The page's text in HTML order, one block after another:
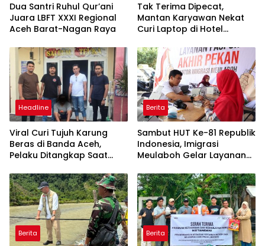
Dua Santri Ruhul Qur’ani
Juara LBFT XXXI Regional
Aceh Barat-Nagan Raya
Tak Terima Dipecat,
Mantan Karyawan Nekat
Curi Laptop di Hotel
Headline
Viral Curi Tujuh Karung
Beras di Banda Aceh,
Pelaku Ditangkap Saat
Berita
Sambut HUT Ke-81 Republik
Indonesia, Imigrasi
Meulaboh Gelar Layanan
Berita Berita